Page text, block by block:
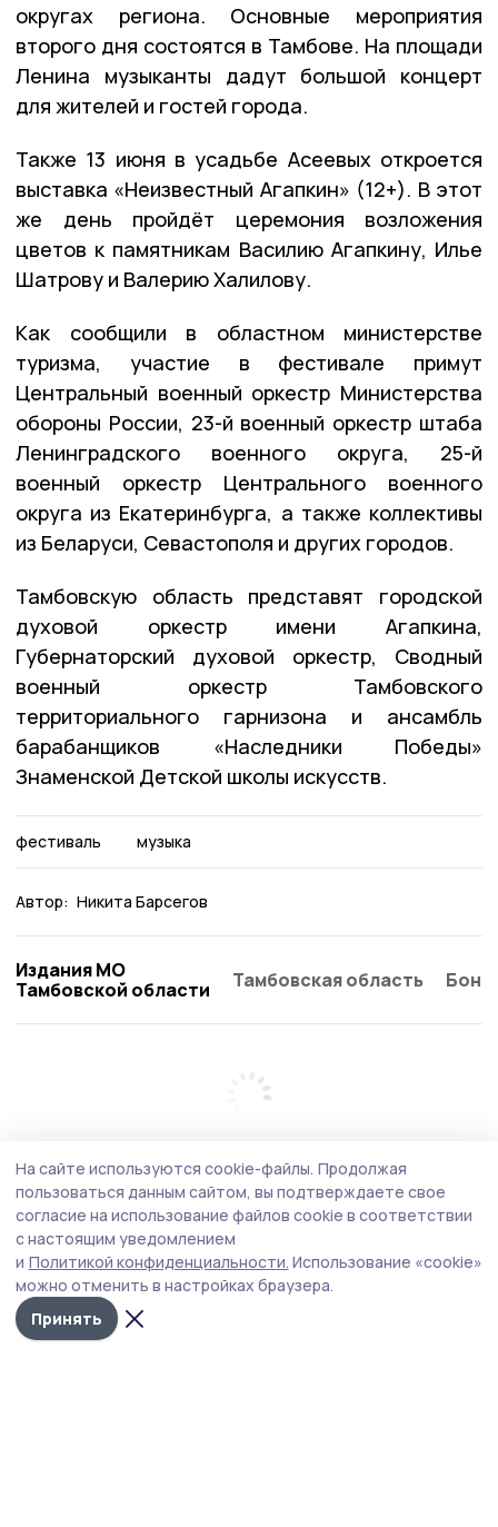
округах региона. Основные мероприятия
второго дня состоятся в Тамбове. На площади
Ленина музыканты дадут большой концерт
для жителей и гостей города.
Также 13 июня в усадьбе Асеевых откроется
выставка «Неизвестный Агапкин» (12+). В этот
же день пройдёт церемония возложения
цветов к памятникам Василию Агапкину, Илье
Шатрову и Валерию Халилову.
Как сообщили в областном министерстве
туризма, участие в фестивале примут
Центральный военный оркестр Министерства
обороны России, 23-й военный оркестр штаба
Ленинградского военного округа, 25-й
военный оркестр Центрального военного
округа из Екатеринбурга, а также коллективы
из Беларуси, Севастополя и других городов.
Тамбовскую область представят городской
духовой оркестр имени Агапкина,
Губернаторский духовой оркестр, Сводный
военный оркестр Тамбовского
территориального гарнизона и ансамбль
барабанщиков «Наследники Победы»
Знаменской Детской школы искусств.
фестиваль музыка
Автор: Никита Барсегов
Издания МО
Тамбовской области
Тамбовская область
На сайте используются cookie-файлы. Продолжая
пользоваться данным сайтом, вы подтверждаете свое
согласие на использование файлов cookie в соответствии
с настоящим уведомлением
и Политикой конфиденциальности. Использование «cookie»
можно отменить в настройках браузера.
Принять